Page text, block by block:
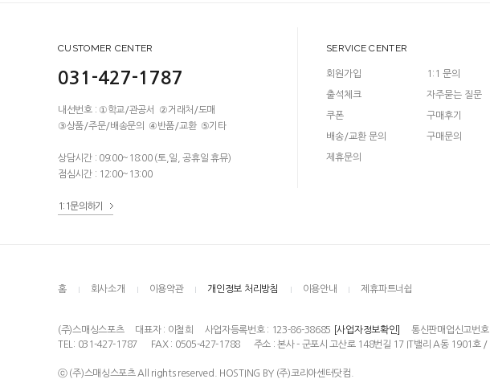
CUSTOMER CENTER
031-427-1787
내선번호 : ①학교/관공서 ②거래처/도매
③상품/주문/배송문의 ④반품/교환 ⑤기타
상담시간 : 09:00~18:00 (토,일, 공휴일 휴뮤)
점심시간 : 12:00~13:00
1:1문의하기
SERVICE CENTER
회원가입
출석체크
쿠폰
배송/교환 문의
제휴문의
1:1 문의
자주묻는 질문
구매후기
구매문의
홈 회사소개 이용약관 개인정보 처리방침 이용안내 제휴파트너쉽
(주)스매싱스포츠 대표자 : 이철희 사업자등록번호 : 123-86-38685 [사업자정보확인] 통신판매업신고번
TEL: 031-427-1787
FAX : 0505-427-1788 주소 : 본사 - 군포시 고산로 148번길 17 IT밸리 A동 1901호
ⓒ (주)스매싱스포츠 All rights reserved. HOSTING BY (주)코리아센터닷컴.